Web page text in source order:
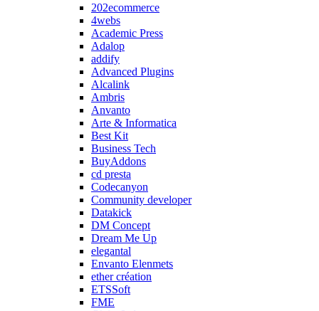
202ecommerce
4webs
Academic Press
Adalop
addify
Advanced Plugins
Alcalink
Ambris
Anvanto
Arte & Informatica
Best Kit
Business Tech
BuyAddons
cd presta
Codecanyon
Community developer
Datakick
DM Concept
Dream Me Up
elegantal
Envanto Elenmets
ether création
ETSSoft
FME